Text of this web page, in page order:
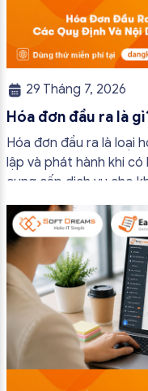
29 Tháng 7, 2026
Hóa đơn đầu ra là
bắt buộc mới nhất
Hóa đơn đầu ra là loại
lập và phát hành khi
cung cấp dịch vụ cho
quy trình vận hành và
chính không đáng có